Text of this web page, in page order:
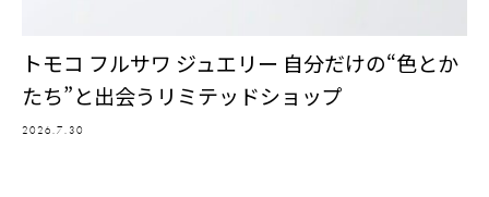
トモコ フルサワ ジュエリー 自分だけの“色とか
たち”と出会うリミテッドショップ
2026.7.30